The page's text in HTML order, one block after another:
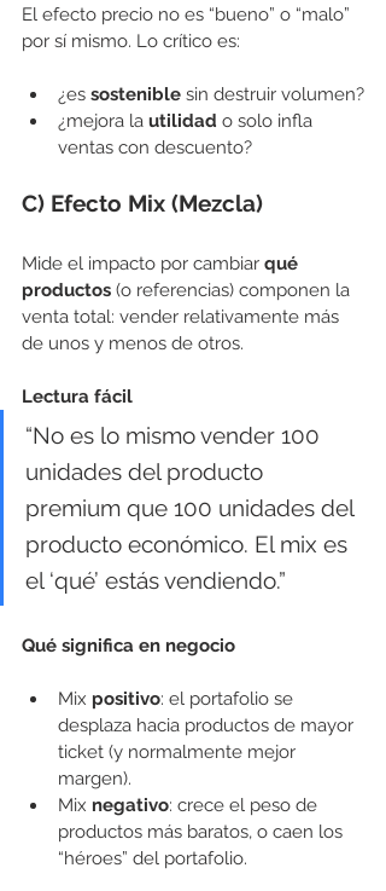
El efecto precio no es “bueno” o “malo”
por sí mismo. Lo crítico es:
¿es sostenible sin destruir volumen?
¿mejora la utilidad o solo infla
ventas con descuento?
C) Efecto Mix (Mezcla)
Mide el impacto por cambiar qué
productos (o referencias) componen la
venta total: vender relativamente más
de unos y menos de otros.
Lectura fácil
“No es lo mismo vender 100
unidades del producto
premium que 100 unidades del
producto económico. El mix es
el ‘qué’ estás vendiendo.”
Qué significa en negocio
Mix positivo: el portafolio se
desplaza hacia productos de mayor
ticket (y normalmente mejor
margen).
Mix negativo: crece el peso de
productos más baratos, o caen los
“héroes” del portafolio.